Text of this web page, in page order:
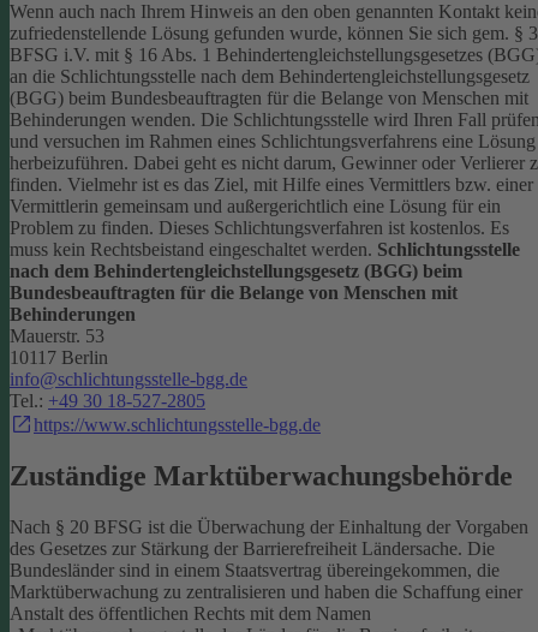
Wenn auch nach Ihrem Hinweis an den oben genannten Kontakt
zufriedenstellende Lösung gefunden wurde, können Sie sich gem. §
BFSG i.V. mit § 16 Abs. 1 Behindertengleichstellungsgesetzes
an die Schlichtungsstelle nach dem Behindertengleichstellungsgesetz
(BGG) beim Bundesbeauftragten für die Belange von Menschen mit
Behinderungen wenden. Die Schlichtungsstelle wird Ihren Fall
und versuchen im Rahmen eines Schlichtungsverfahrens eine Lösung
herbeizuführen. Dabei geht es nicht darum, Gewinner oder Verlierer
finden. Vielmehr ist es das Ziel, mit Hilfe eines Vermittlers bzw. einer
Vermittlerin gemeinsam und außergerichtlich eine Lösung für ein
Problem zu finden. Dieses Schlichtungsverfahren ist kostenlos. Es
muss kein Rechtsbeistand eingeschaltet werden. Schlichtungsstelle
nach dem Behindertengleichstellungsgesetz (BGG) beim
Bundesbeauftragten für die Belange von Menschen mit
Behinderungen
Mauerstr. 53
10117 Berlin
info@schlichtungsstelle-bgg.de
Tel.: +49 30 18-527-2805
https://www.schlichtungsstelle-bgg.de
Zuständige Marktüberwachungsbehörde
Nach § 20 BFSG ist die Überwachung der Einhaltung der Vorgaben
des Gesetzes zur Stärkung der Barrierefreiheit Ländersache. Die
Bundesländer sind in einem Staatsvertrag übereingekommen, die
Marktüberwachung zu zentralisieren und haben die Schaffung einer
Anstalt des öffentlichen Rechts mit dem Namen